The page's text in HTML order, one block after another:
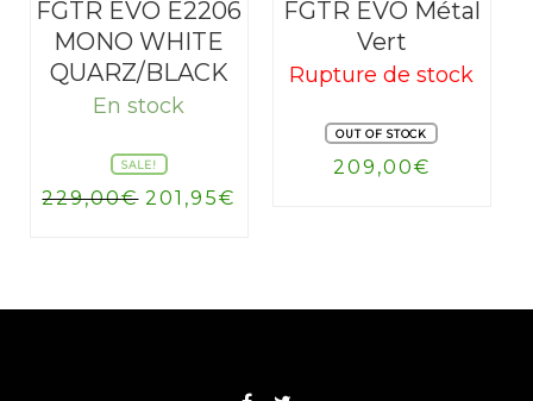
FGTR EVO E2206
MONO WHITE
QUARZ/BLACK
En stock
SALE!
229,00€ Le
229,00€.
201,95€
201,95€.
FGTR EVO Métal
Vert
Rupture de stock
OUT OF STOCK
209,00€